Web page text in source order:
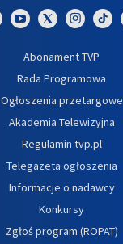
Abonament TVP
Rada Programowa
Ogłoszenia przetargowe
Akademia Telewizyjna
Regulamin tvp.pl
Telegazeta ogłoszenia
Informacje o nadawcy
Konkursy
Zgłoś program (ROPAT)